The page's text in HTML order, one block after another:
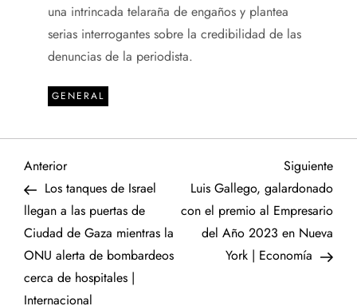
una intrincada telaraña de engaños y plantea
serias interrogantes sobre la credibilidad de las
denuncias de la periodista.
GENERAL
N
a
v
e
Entrada
anterior
Anterior
Los tanques de Israel
llegan a las puertas de
Ciudad de Gaza mientras la
ONU alerta de bombardeos
cerca de hospitales |
Internacional
Siguiente
Luis Gallego, galardonado
con el premio al Empresario
del Año 2023 en Nueva
York | Economía